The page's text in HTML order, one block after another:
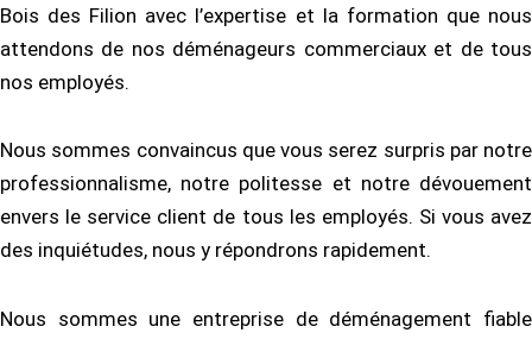
Bois des Filion avec l’expertise et la formation que nous
attendons de nos déménageurs commerciaux et de tous
nos employés.
Nous sommes convaincus que vous serez surpris par notre
professionnalisme, notre politesse et notre dévouement
envers le service client de tous les employés. Si vous avez
des inquiétudes, nous y répondrons rapidement.
Nous sommes une entreprise de déménagement fiable